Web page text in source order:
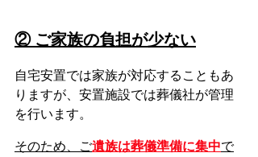
② ご家族の負担が少ない
自宅安置では家族が対応することもあ
りますが、安置施設では葬儀社が管理
を行います。
そのため、ご遺族は葬儀準備に集中で